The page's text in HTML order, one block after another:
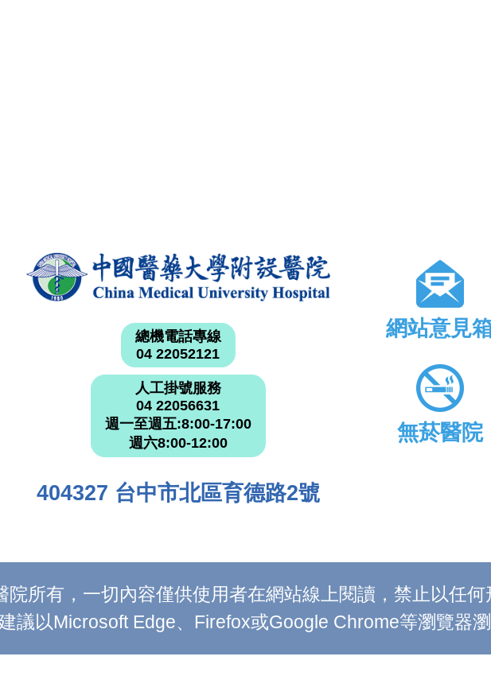
總機電話專線
04 22052121
人工掛號服務
04 22056631
週一至週五:8:00-17:00
週六8:00-12:00
404327 台中市北區育德路2號
網站意見
無菸醫院
所有，一切內容僅供使用者在網站線上閱讀，禁止以任
議以Microsoft Edge、Firefox或Google Chrome等瀏覽器瀏